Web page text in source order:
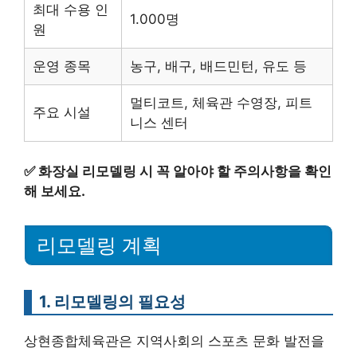
최대 수용 인
원
1.000명
운영 종목 농구, 배구, 배드민턴, 유도 등
주요 시설
멀티코트, 체육관 수영장, 피트
니스 센터
✅화장실 리모델링 시 꼭 알아야 할 주의사항을 확인
해 보세요.
리모델링 계획
1. 리모델링의 필요성
상현종합체육관은 지역사회의 스포츠 문화 발전을